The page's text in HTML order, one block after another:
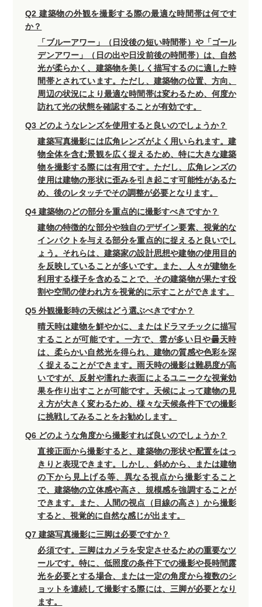
Q2 建築物の外観を撮影する際の最適な時間帯は何です
か？
「ブルーアワー」（日没後の短い時間帯）や「ゴール
デンアワー」（日の出や日没前後の時間帯）は、自然
光が柔らかく、建築物を美しく描写するのに適した時
間帯とされています。ただし、建築物の位置、方向、
周辺の状況により最適な時間帯は変わるため、何度か
訪れて光の状態を確認することが有効です。
Q3 どのようなレンズを使用すると良いのでしょうか？
建築写真撮影には広角レンズがよく用いられます。建
物全体を含む景観を広く捉えるため、特に大きな建築
物を撮影する際には有用です。ただし、広角レンズの
使用は建物の形状に歪みを引き起こす可能性があるた
め、後のレタッチでその調整が必要となります。
Q4 建築物のどの部分を重点的に撮影すべきですか？
建物の特徴的な部分や独自のデザイン要素、視覚的な
インパクトを与える部分を重点的に捉えると良いでし
ょう。それらは、建築家の設計思想や建物の使用目的
を反映していることが多いです。また、人々が建物を
利用する様子を含めることで、その建築物が果たす役
割や空間の使われ方を視覚的に示すことができます。
Q5 外観撮影時の天候はどう選ぶべきですか？
晴天時は建物を鮮やかに、またはドラマチックに描写
することが可能です。一方で、雲が多い日や曇天時
は、柔らかい自然光を得られ、建物の質感や色彩を深
く捉えることができます。雨天時の撮影は難易度が高
いですが、反射や濡れた表面によるユニークな視覚効
果を作り出すことが可能です。天候によって建物の見
え方が大きく変わるため、様々な天候条件下での撮影
に挑戦してみることをお勧めします。
Q6 どのような角度から撮影すれば良いのでしょうか？
直接正面から撮影すると、建築物の形状や配置をはっ
きりと表現できます。しかし、斜めから、または建物
の下から見上げる等、異なる視点から撮影すること
で、建築物の立体感や高さ、規模感を強調することが
できます。また、人間の視点（目線の高さ）から撮影
すると、視覚的に自然な感じが出ます。
Q7 建築写真撮影に三脚は必要ですか？
必須です。三脚はカメラを安定させるための重要なツ
ールです。特に、低照度の条件下での撮影や長時間露
光を必要とする場合、または一定の角度から複数のシ
ョットを連続して撮影する際には、三脚が必要となり
ます。